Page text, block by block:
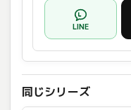
LINE
同じシリーズ